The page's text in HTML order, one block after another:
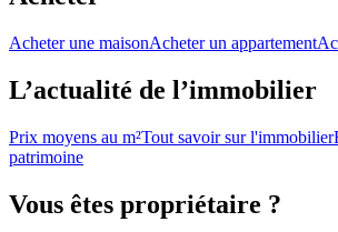
Acheter une maisonAcheter un appartement
L’actualité de l’immobilier
Prix moyens au m²Tout savoir sur l'immobilier
patrimoine
Vous êtes propriétaire ?